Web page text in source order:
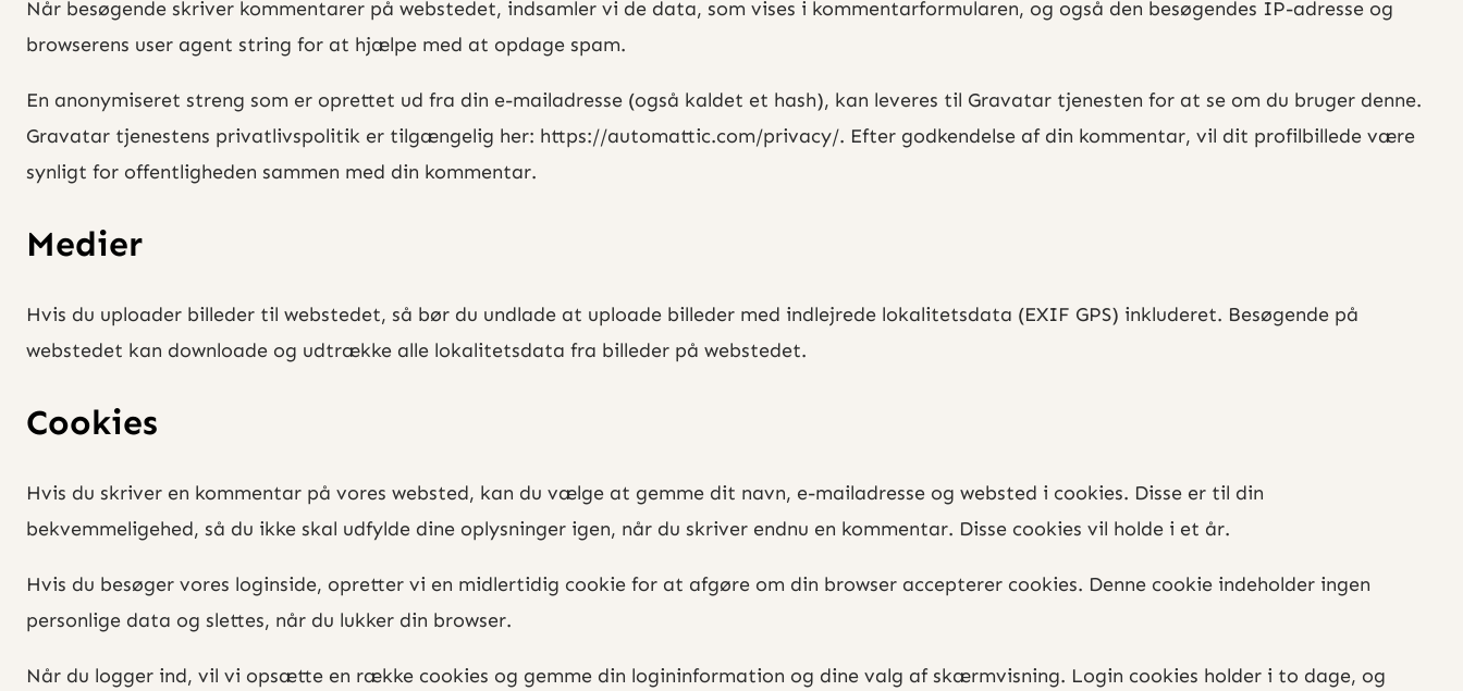
Når besøgende skriver kommentarer på webstedet, indsamler vi de data, som vises i kommentarformularen, og også den besøgendes IP-adresse og
browserens user agent string for at hjælpe med at opdage spam.
En anonymiseret streng som er oprettet ud fra din e-mailadresse (også kaldet et hash), kan leveres til Gravatar tjenesten for at se om du bruger denne.
Gravatar tjenestens privatlivspolitik er tilgængelig her: https://automattic.com/privacy/. Efter godkendelse af din kommentar, vil dit profilbillede være
synligt for offentligheden sammen med din kommentar.
Medier
Hvis du uploader billeder til webstedet, så bør du undlade at uploade billeder med indlejrede lokalitetsdata (EXIF GPS) inkluderet. Besøgende på
webstedet kan downloade og udtrække alle lokalitetsdata fra billeder på webstedet.
Cookies
Hvis du skriver en kommentar på vores websted, kan du vælge at gemme dit navn, e-mailadresse og websted i cookies. Disse er til din
bekvemmeligehed, så du ikke skal udfylde dine oplysninger igen, når du skriver endnu en kommentar. Disse cookies vil holde i et år.
Hvis du besøger vores loginside, opretter vi en midlertidig cookie for at afgøre om din browser accepterer cookies. Denne cookie indeholder ingen
personlige data og slettes, når du lukker din browser.
Når du logger ind, vil vi opsætte en række cookies og gemme din logininformation og dine valg af skærmvisning. Login cookies holder i to dage, og